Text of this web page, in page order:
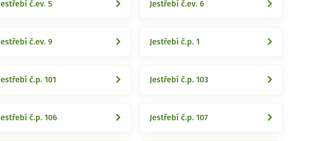
Jestřebí č.ev. 5 Jestřebí č.ev. 6
Jestřebí č.ev. 9 Jestřebí č.p. 1
Jestřebí č.p. 101 Jestřebí č.p. 103
Jestřebí č.p. 106 Jestřebí č.p. 107